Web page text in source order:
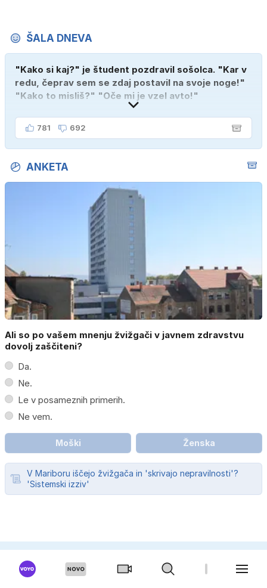
ŠALA DNEVA
"Kako si kaj?" je študent pozdravil sošolca. "Kar v
redu, čeprav sem se zdaj postavil na svoje noge!"
"Kako to misliš?" "Oče mi je vzel avto!"
781 692
ANKETA
Ali so po vašem mnenju žvižgači v javnem zdravstvu
dovolj zaščiteni?
Da.
Ne.
Le v posameznih primerih.
Ne vem.
Moški Ženska
V Mariboru iščejo žvižgača in 'skrivajo nepravilnosti'?
'Sistemski izziv'